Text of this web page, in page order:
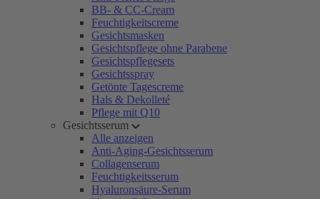
BB- & CC-Cream
Feuchtigkeitscreme
Gesichtsmasken
Gesichtspflege ohne Parabene
Gesichtspflegesets
Gesichtsspray
Getönte Tagescreme
Hals & Dekolleté
Pflege mit Q10
Gesichtsserum
Alle anzeigen
Anti-Aging-Gesichtsserum
Collagenserum
Feuchtigkeitsserum
Hyaluronsäure-Serum